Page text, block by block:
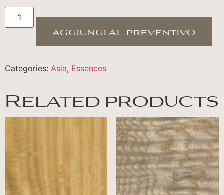
aggiungi al preventivo
Categories: Asia, Essences
Related products